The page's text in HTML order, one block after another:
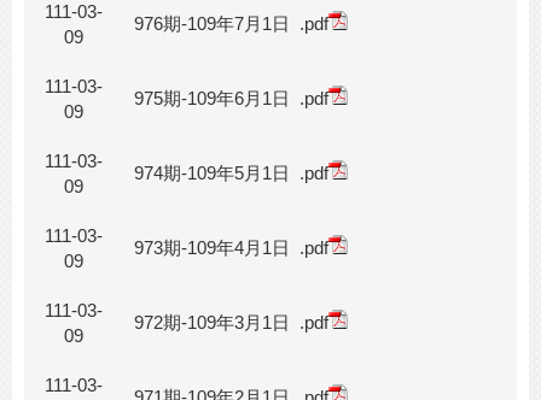
111-03-
09
976期-109年7月1日 .pdf
111-03-
09
975期-109年6月1日 .pdf
111-03-
09
974期-109年5月1日 .pdf
111-03-
09
973期-109年4月1日 .pdf
111-03-
09
972期-109年3月1日 .pdf
111-03-